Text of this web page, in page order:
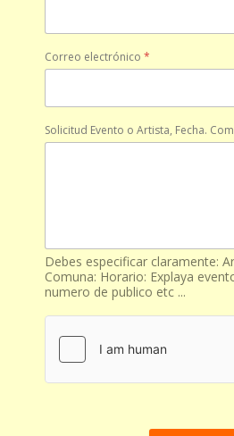
Correo electrónico *
Solicitud Evento o Artista, Fecha.
Debes especificar claramente:
Comuna: Horario: Explaya
numero de publico etc ...